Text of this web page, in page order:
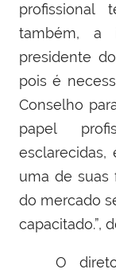
profissional
também, a
presidente
pois é
Conselho
papel
uma de suas
do mercado
capacitado.”,
O